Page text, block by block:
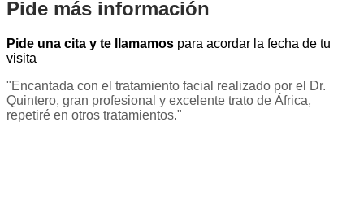
Pide más información
Pide una cita y te llamamos para acordar la fecha de tu
visita
"Encantada con el tratamiento facial realizado por el Dr.
Quintero, gran profesional y excelente trato de África,
repetiré en otros tratamientos."